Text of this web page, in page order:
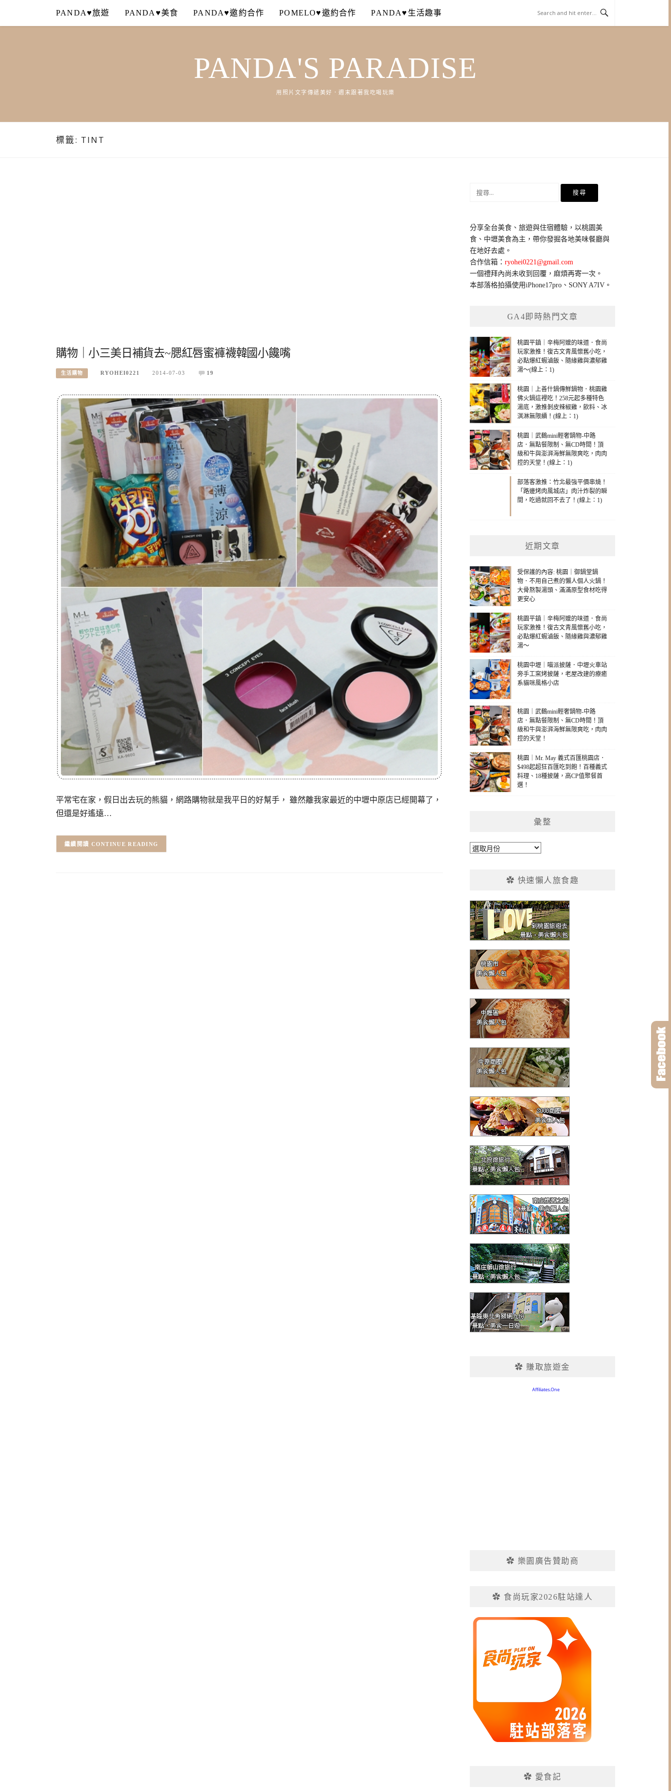
content
PANDA♥旅遊 PANDA♥美食 PANDA♥邀約合作 POMELO♥邀約合作 PANDA♥生活趣事
PANDA'S PARADISE
用照片文字傳遞美好．週末跟著我吃喝玩樂
標籤: TINT
購物｜小三美日補貨去~腮紅唇蜜褲襪韓國小饞嘴
生活購物 RYOHEI0221 2014-07-03 19
平常宅在家，假日出去玩的熊貓，網路購物就是我平日的好幫手， 雖然離我家最近的中壢中原店已經開幕了，
但還是好遙遠…
CONTINUE READING
鍵
字:
分享全台美食、旅遊與住宿體驗，以桃園美
食、中壢美食為主，帶你發掘各地美味餐廳與
在地好去處。
合作信箱：ryohei0221@gmail.com
一個禮拜內尚未收到回覆，麻煩再寄一次。
本部落格拍攝使用iPhone17pro、SONY A7IV。
GA4即時熱門文章
桃園平鎮｜辛梅阿嬤的味道．食尚
玩家激推！復古文青風懷舊小吃，
必點爆紅蝦滷飯、隨緣雞與濃郁雞
湯～(線上：1)
桃園｜上善什鍋傳鮮鍋物．桃園雞
佛火鍋這裡吃！258元起多種特色
湯底，激推剝皮辣椒雞，飲料、冰
淇淋無限續！(線上：1)
桃園｜武鶴mini輕奢鍋物-中路
店．無點餐限制、無CD時間！頂
級和牛與澎湃海鮮無限爽吃，肉肉
控的天堂！(線上：1)
部落客激推：竹北最強平價串燒！
「路邊烤肉風城店」肉汁炸裂的瞬
間，吃過就回不去了！(線上：1)
近期文章
受保護的內容: 桃園｜御鍋堂鍋
物．不用自己煮的懶人個人火鍋！
大骨熬製湯頭、滿滿原型食材吃得
更安心
桃園平鎮｜辛梅阿嬤的味道．食尚
玩家激推！復古文青風懷舊小吃，
必點爆紅蝦滷飯、隨緣雞與濃郁雞
湯～
桃園中壢｜喵派披薩．中壢火車站
旁手工窯烤披薩，老屋改建的療癒
系貓咪風格小店
桃園｜武鶴mini輕奢鍋物-中路
店．無點餐限制、無CD時間！頂
級和牛與澎湃海鮮無限爽吃，肉肉
控的天堂！
桃園｜Mr. May 義式百匯桃園店．
$498起超狂百匯吃到飽！百種義式
料理、18種披薩，高CP值聚餐首
選！
彙整
彙
✿ 快速懶人旅食趣
✿ 賺取旅遊金
✿ 樂園廣告贊助商
✿ 食尚玩家2026駐站達人
✿ 愛食記